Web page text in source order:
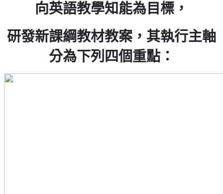
向英語教學知能為目標，
研發新課綱教材教案， 其執行主軸
分為下列四個重點：